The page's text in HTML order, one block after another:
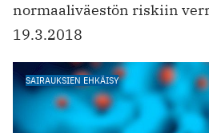
normaaliväestön riskiin
19.3.2018
SAIRAUKSIEN EHKÄISY